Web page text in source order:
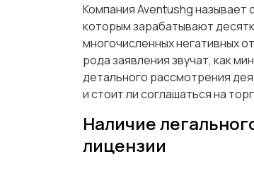
Компания Aventushg называет
которым зарабатывают
многочисленных негативных
рода заявления звучат, как
детального рассмотрения
и стоит ли соглашаться на
Наличие
лицензии